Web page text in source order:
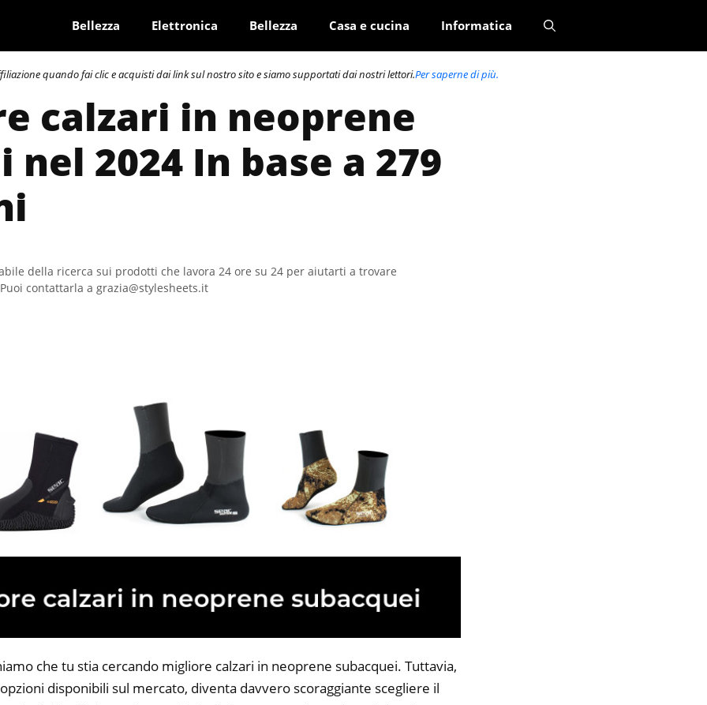
Bellezza Elettronica Bellezza Casa e cucina Informatica
quando fai clic e acquisti dai link sul nostro sito e siamo supportati dai nostri lettori.Per saperne di più.
calzari in neoprene
nel 2024 In base a 279
della ricerca sui prodotti che lavora 24 ore su 24 per aiutarti a trovare
contattarla a grazia@stylesheets.it
che tu stia cercando migliore calzari in neoprene subacquei. Tuttavia,
disponibili sul mercato, diventa davvero scoraggiante scegliere il